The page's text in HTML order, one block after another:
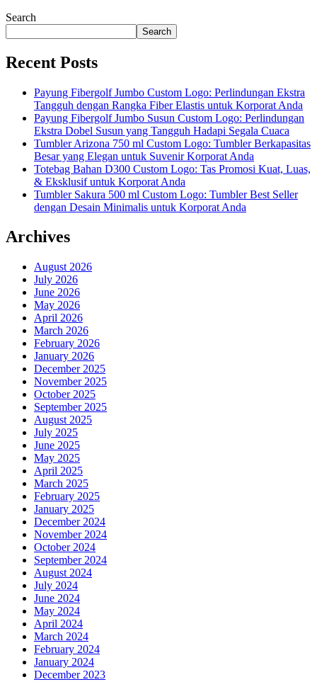
Search
Search
Recent Posts
Payung Fibergolf Jumbo Custom Logo: Perlindungan Ekstra
Tangguh dengan Rangka Fiber Elastis untuk Korporat Anda
Payung Fibergolf Jumbo Susun Custom Logo: Perlindungan
Ekstra Dobel Susun yang Tangguh Hadapi Segala Cuaca
Tumbler Arizona 750 ml Custom Logo: Tumbler Berkapasitas
Besar yang Elegan untuk Suvenir Korporat Anda
Totebag Bahan D300 Custom Logo: Tas Promosi Kuat, Luas,
& Eksklusif untuk Korporat Anda
Tumbler Sakura 500 ml Custom Logo: Tumbler Best Seller
dengan Desain Minimalis untuk Korporat Anda
Archives
August 2026
July 2026
June 2026
May 2026
April 2026
March 2026
February 2026
January 2026
December 2025
November 2025
October 2025
September 2025
August 2025
July 2025
June 2025
May 2025
April 2025
March 2025
February 2025
January 2025
December 2024
November 2024
October 2024
September 2024
August 2024
July 2024
June 2024
May 2024
April 2024
March 2024
February 2024
January 2024
December 2023